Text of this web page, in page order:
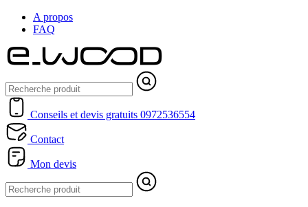
A propos
FAQ
Conseils et devis gratuits 0972536554
Contact
Mon devis